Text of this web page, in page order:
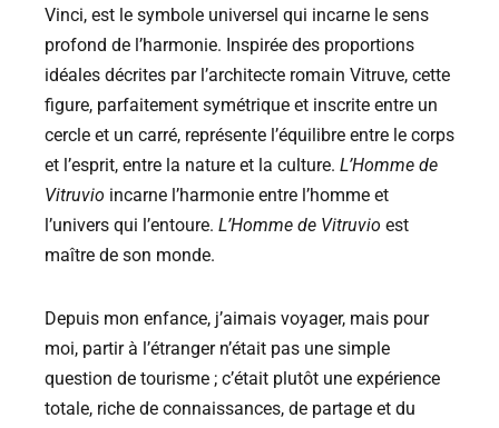
Vinci, est le symbole universel qui incarne le sens
profond de l’harmonie. Inspirée des proportions
idéales décrites par l’architecte romain Vitruve, cette
figure, parfaitement symétrique et inscrite entre un
cercle et un carré, représente l’équilibre entre le corps
et l’esprit, entre la nature et la culture. L’Homme de
Vitruvio incarne l’harmonie entre l’homme et
l’univers qui l’entoure. L’Homme de Vitruvio est
maître de son monde.
Depuis mon enfance, j’aimais voyager, mais pour
moi, partir à l’étranger n’était pas une simple
question de tourisme ; c’était plutôt une expérience
totale, riche de connaissances, de partage et du